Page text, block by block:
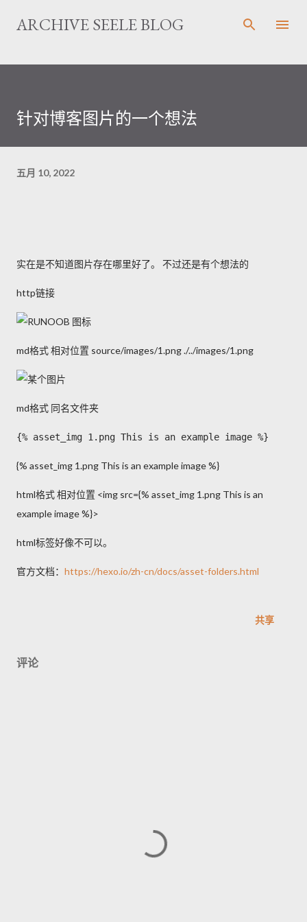
跳至主要内容
ARCHIVE SEELE BLOG
针对博客图片的一个想法
五月 10, 2022
实在是不知道图片存在哪里好了。 不过还是有个想法的
http链接
md格式 相对位置 source/images/1.png ./../images/1.png
md格式 同名文件夹
{% asset_img 1.png This is an example image %}
{% asset_img 1.png This is an example image %}
html格式 相对位置 <img src={% asset_img 1.png This is an
example image %}>
html标签好像不可以。
官方文档： https://hexo.io/zh-cn/docs/asset-folders.html
共享
评论